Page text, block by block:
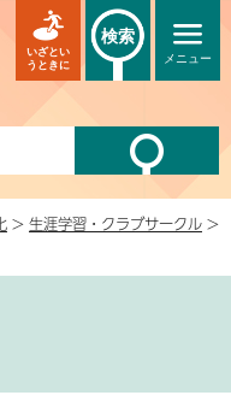
メニュー
いざとい
うときに
検索
> 生涯学習・クラブサークル >